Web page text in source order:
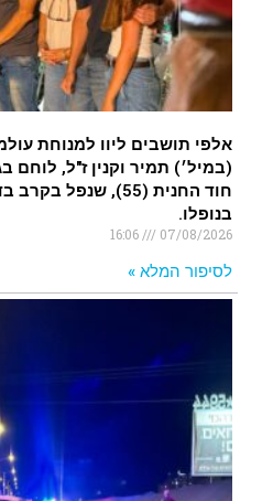
אלפי תושבים ליוו למנוחת
בנופלו.
07/08/2026
16:06
לסיפור המלא »